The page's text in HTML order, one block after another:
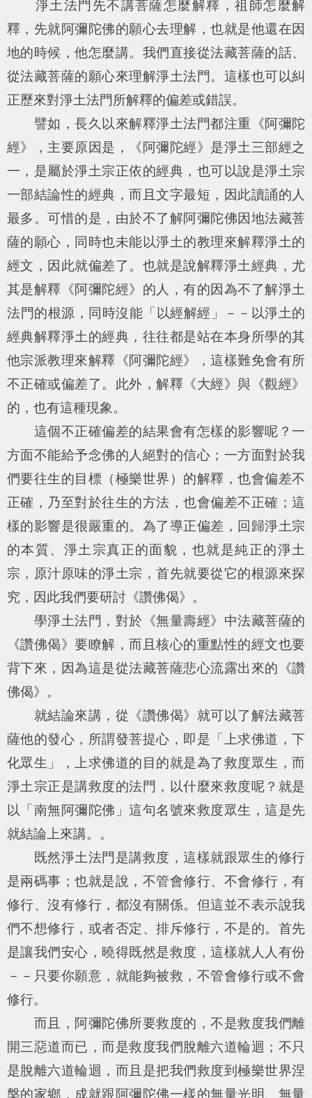
淨土法門先不講菩薩怎麼解釋，祖師怎麼解
釋，先就阿彌陀佛的願心去理解，也就是他還在因
地的時候，他怎麼講。我們直接從法藏菩薩的話、
從法藏菩薩的願心來理解淨土法門。這樣也可以糾
正歷來對淨土法門所解釋的偏差或錯誤。
譬如，長久以來解釋淨土法門都注重《阿彌陀
經》，主要原因是，《阿彌陀經》是淨土三部經之
一，是屬於淨土宗正依的經典，也可以說是淨土宗
一部結論性的經典，而且文字最短，因此讀誦的人
最多。可惜的是，由於不了解阿彌陀佛因地法藏菩
薩的願心，同時也未能以淨土的教理來解釋淨土的
經文，因此就偏差了。也就是說解釋淨土經典，尤
其是解釋《阿彌陀經》的人，有的因為不了解淨土
法門的根源，同時沒能「以經解經」－－以淨土的
經典解釋淨土的經典，往往都是站在本身所學的其
他宗派教理來解釋《阿彌陀經》，這樣難免會有所
不正確或偏差了。此外，解釋《大經》與《觀經》
的，也有這種現象。
這個不正確偏差的結果會有怎樣的影響呢？一
方面不能給予念佛的人絕對的信心；一方面對於我
們要往生的目標（極樂世界）的解釋，也會偏差不
正確，乃至對於往生的方法，也會偏差不正確；這
樣的影響是很嚴重的。為了導正偏差，回歸淨土宗
的本質、淨土宗真正的面貌，也就是純正的淨土
宗，原汁原味的淨土宗，首先就要從它的根源來探
究，因此我們要研討《讚佛偈》。
學淨土法門，對於《無量壽經》中法藏菩薩的
《讚佛偈》要瞭解，而且核心的重點性的經文也要
背下來，因為這是從法藏菩薩悲心流露出來的《讚
佛偈》。
就結論來講，從《讚佛偈》就可以了解法藏菩
薩他的發心，所謂發菩提心，即是「上求佛道，下
化眾生」，上求佛道的目的就是為了救度眾生，而
淨土宗正是講救度的法門，以什麼來救度呢？就是
以「南無阿彌陀佛」這句名號來救度眾生，這是先
就結論上來講。。
既然淨土法門是講救度，這樣就跟眾生的修行
是兩碼事；也就是說，不管會修行、不會修行，有
修行、沒有修行，都沒有關係。但這並不表示說我
們不想修行，或者否定、排斥修行，不是的。首先
是讓我們安心，曉得既然是救度，這樣就人人有份
－－只要你願意，就能夠被救，不管會修行或不會
修行。
而且，阿彌陀佛所要救度的，不是救度我們離
開三惡道而已，而是救度我們脫離六道輪迴；不只
是脫離六道輪迴，而且是把我們救度到極樂世界涅
槃的家鄉，成就跟阿彌陀佛一樣的無量光明、無量